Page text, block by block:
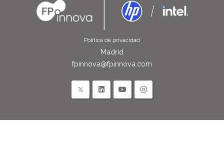
Política de privacidad
Madrid
fpinnova@fpinnova.com